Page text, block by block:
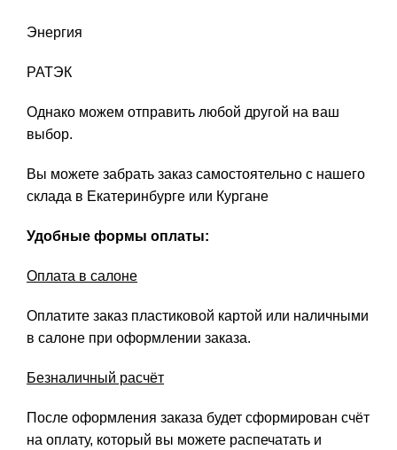
Энергия
РАТЭК
Однако можем отправить любой другой на ваш
выбор.
Вы можете забрать заказ самостоятельно с нашего
склада в Екатеринбурге или Кургане
Удобные формы оплаты:
Оплата в салоне
Оплатите заказ пластиковой картой или наличными
в салоне при оформлении заказа.
Безналичный расчёт
После оформления заказа будет сформирован счёт
на оплату, который вы можете распечатать и